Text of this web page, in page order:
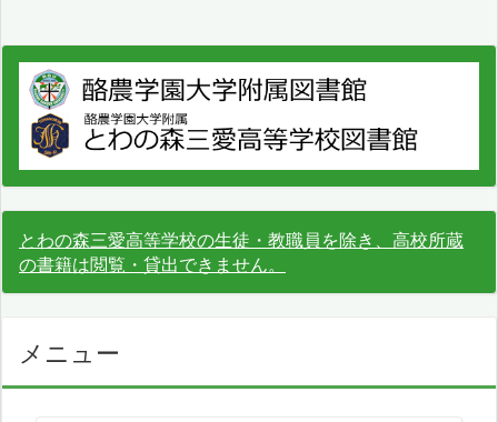
とわの森三愛高等学校の生徒・教職員を除き、高校所蔵
の書籍は閲覧・貸出できません。
メニュー